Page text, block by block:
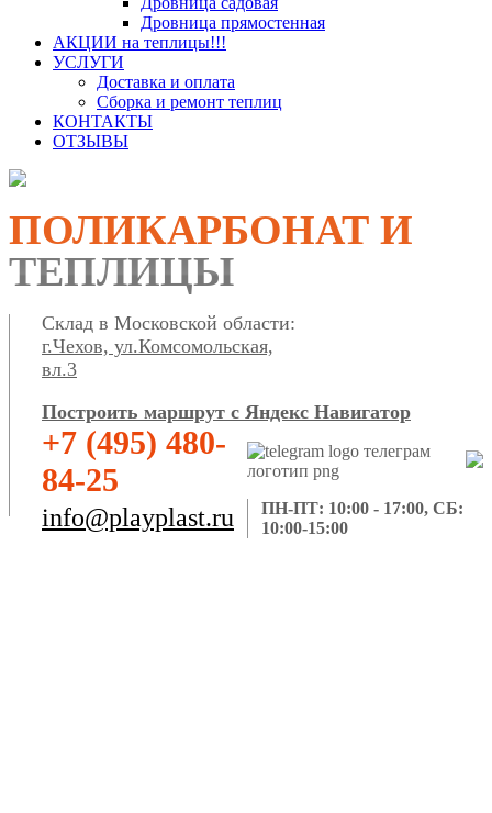
Дровница прямостенная
АКЦИИ на теплицы!!!
УСЛУГИ
Доставка и оплата
Сборка и ремонт теплиц
КОНТАКТЫ
ОТЗЫВЫ
ПОЛИКАРБОНАТ И
ТЕПЛИЦЫ
Склад в Московской области:
г.Чехов, ул.Комсомольская,
вл.3
Построить маршрут с Яндекс Навигатор
+7 (495) 480-
84-25
info@playplast.ru
ПН-ПТ: 10:00 - 17:00, СБ:
10:00-15:00